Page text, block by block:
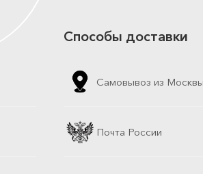
Способы доставки
Самовывоз из
Почта России